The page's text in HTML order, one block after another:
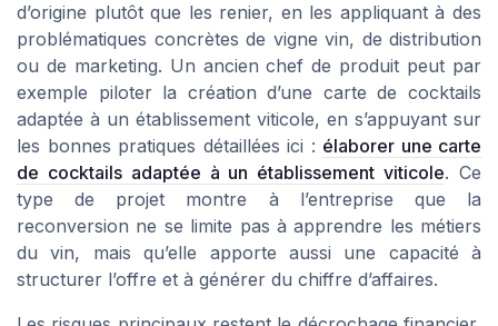
d’origine plutôt que les renier, en les appliquant à des
problématiques concrètes de vigne vin, de distribution
ou de marketing. Un ancien chef de produit peut par
exemple piloter la création d’une carte de cocktails
adaptée à un établissement viticole, en s’appuyant sur
les bonnes pratiques détaillées ici : élaborer une carte
de cocktails adaptée à un établissement viticole. Ce
type de projet montre à l’entreprise que la
reconversion ne se limite pas à apprendre les métiers
du vin, mais qu’elle apporte aussi une capacité à
structurer l’offre et à générer du chiffre d’affaires.